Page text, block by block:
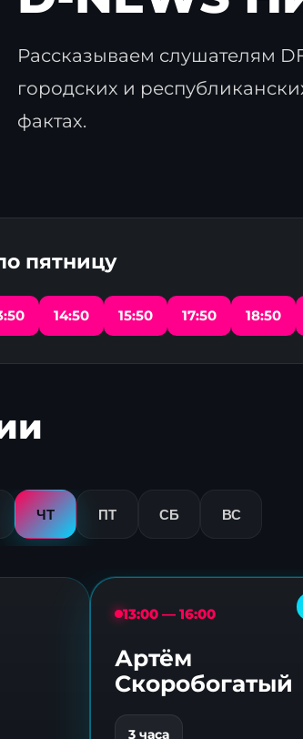
Рассказываем слушателям
городских и
фактах.
пятницу
14:50 15:50 17:50 18:50
ЧТ ПТ СБ ВС
13:00 — 16:00
Артём
Скоробогатый
3 часа